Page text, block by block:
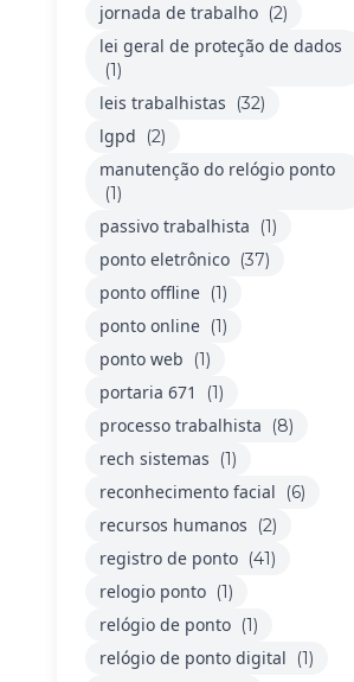
jornada de trabalho (2)
lei geral de proteção de dados
(1)
leis trabalhistas (32)
lgpd (2)
manutenção do relógio ponto
(1)
passivo trabalhista (1)
ponto eletrônico (37)
ponto offline (1)
ponto online (1)
ponto web (1)
portaria 671 (1)
processo trabalhista (8)
rech sistemas (1)
reconhecimento facial (6)
recursos humanos (2)
registro de ponto (41)
relogio ponto (1)
relógio de ponto (1)
relógio de ponto digital (1)